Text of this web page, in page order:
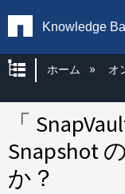
Knowledge
グローバ
ホーム オ
「
Snapshot
か？